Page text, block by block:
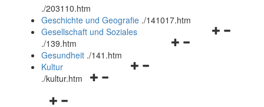
und
schließen
./203110.htm
Geschichte und Geografie ./141017.htm
Navigationsmenü
Gesellschaft und Soziales
./139.htm
Navigationsmenü
Gesundheit ./141.htm
Navigationsmenü
Kultur
./kultur.htm
Navigationsmenü